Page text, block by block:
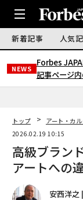
新着記事 人気
NEWS
Forbes
記事ページ
トップ アート・カ
2026.02.19 10:15
高級ブラン
アートへの
安西洋